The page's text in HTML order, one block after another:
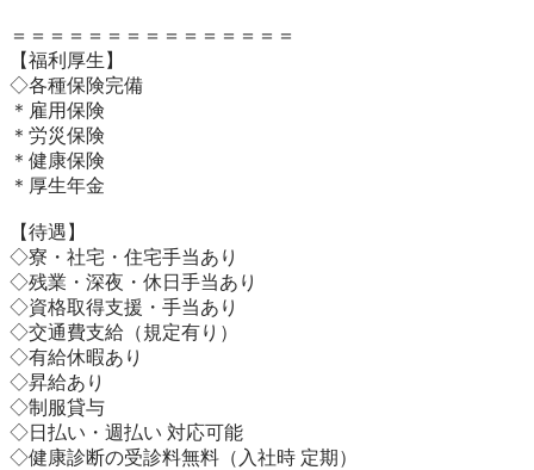
＝＝＝＝＝＝＝＝＝＝＝＝＝＝＝
【福利厚生】
◇各種保険完備
＊雇用保険
＊労災保険
＊健康保険
＊厚生年金
【待遇】
◇寮・社宅・住宅手当あり
◇残業・深夜・休日手当あり
◇資格取得支援・手当あり
◇交通費支給（規定有り）
◇有給休暇あり
◇昇給あり
◇制服貸与
◇日払い・週払い 対応可能
◇健康診断の受診料無料（入社時 定期）